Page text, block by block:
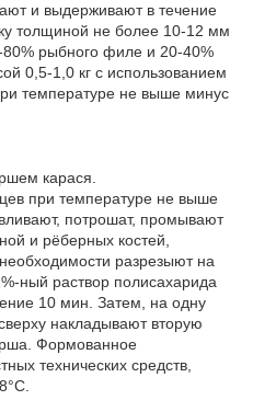
и выдерживают в течение
толщиной не более 10-12 мм
80% рыбного филе и 20-40%
0,5-1,0 кг с использованием
температуре не выше минус
карася.
при температуре не выше
потрошат, промывают
и рёберных костей,
разрезыют на
ный раствор полисахарида
10 мин. Затем, на одну
накладывают вторую
Формованное
технических средств,